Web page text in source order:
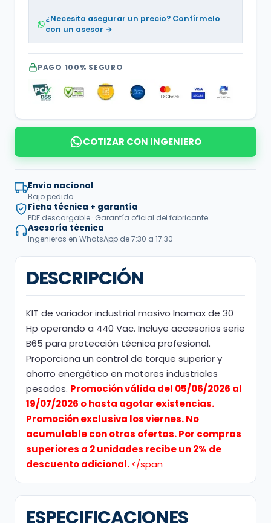
¿Necesita asegurar un precio? Confírmelo
con un asesor →
PAGO 100% SEGURO
COTIZAR CON INGENIERO
Envío nacional
Bajo pedido
Ficha técnica + garantía
PDF descargable · Garantía oficial del fabricante
Asesoría técnica
Ingenieros en WhatsApp de 7:30 a 17:30
DESCRIPCIÓN
KIT de variador industrial masivo Inomax de 30
Hp operando a 440 Vac. Incluye accesorios serie
B65 para protección técnica profesional.
Proporciona un control de torque superior y
ahorro energético en motores industriales
pesados. Promoción válida del 05/06/2026 al
19/07/2026 o hasta agotar existencias.
Promoción exclusiva los viernes. No
acumulable con otras ofertas. Por compras
superiores a 2 unidades recibe un 2% de
descuento adicional.</span
ESPECIFICACIONES